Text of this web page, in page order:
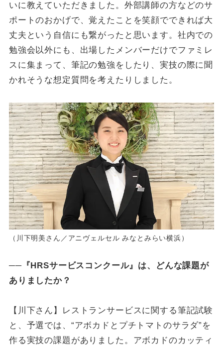
いに教えていただきました。外部講師の方などのサ
ポートのおかげで、覚えたことを笑顔でできれば大
丈夫という自信にも繋がったと思います。社内での
勉強会以外にも、出場したメンバーだけでファミレ
スに集まって、筆記の勉強をしたり、実技の際に聞
かれそうな想定質問を考えたりしました。
（川下明美さん／アニヴェルセル みなとみらい横浜）
──『HRSサービスコンクール』は、どんな課題が
ありましたか？
【川下さん】レストランサービスに関する筆記試験
と、予選では、“アボカドとプチトマトのサラダ”を
作る実技の課題がありました。アボカドのカッティ